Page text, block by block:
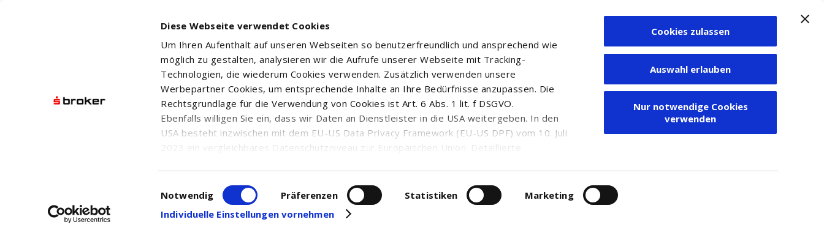
Diese Webseite verwendet Cookies
Um Ihren Aufenthalt auf unseren Webseiten so benutzerfreundlich und ansprechend wie
möglich zu gestalten, analysieren wir die Aufrufe unserer Webseite mit Tracking-
Technologien, die wiederum Cookies verwenden. Zusätzlich verwenden unsere
Werbepartner Cookies, um entsprechende Inhalte an Ihre Bedürfnisse anzupassen. Die
Rechtsgrundlage für die Verwendung von Cookies ist Art. 6 Abs. 1 lit. f DSGVO.
Ebenfalls willigen Sie ein, dass wir Daten an Dienstleister in die USA weitergeben. In den
USA besteht inzwischen mit dem EU-US Data Privacy Framework (EU-US DPF) vom 10. Juli
2023 ein vergleichbares Datenschutzniveau zur Europäischen Union. Detaillierte
in den USA, finden Sie auf unserer Seite zumDatenschutz. Dort können Sie Ihre
Einwilligung auch jederzeit widerrufen oder anpassen.
Einwilligungsauswahl
Notwendig Präferenzen Statistiken
Marketing
Individuelle Einstellungen vornehmen
Cookies zulassen
Auswahl erlauben
Nur notwendige Cookies
verwenden
Zum Depot
CARMILA SA
Fundamentale Kennzahlen